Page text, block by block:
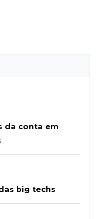
da conta em
big techs